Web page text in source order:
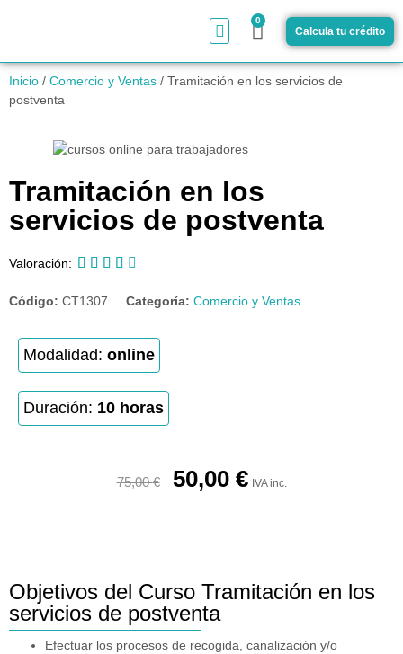
0
Calcula tu crédito
Inicio / Comercio y Ventas / Tramitación en los servicios de
postventa
Tramitación en los
servicios de postventa
Valoración:     
Código: CT1307 Categoría: Comercio y Ventas
Modalidad: online
Duración: 10 horas
75,00€ 50,00 € IVA inc.
Objetivos del Curso Tramitación en los
servicios de postventa
Efectuar los procesos de recogida, canalización y/o